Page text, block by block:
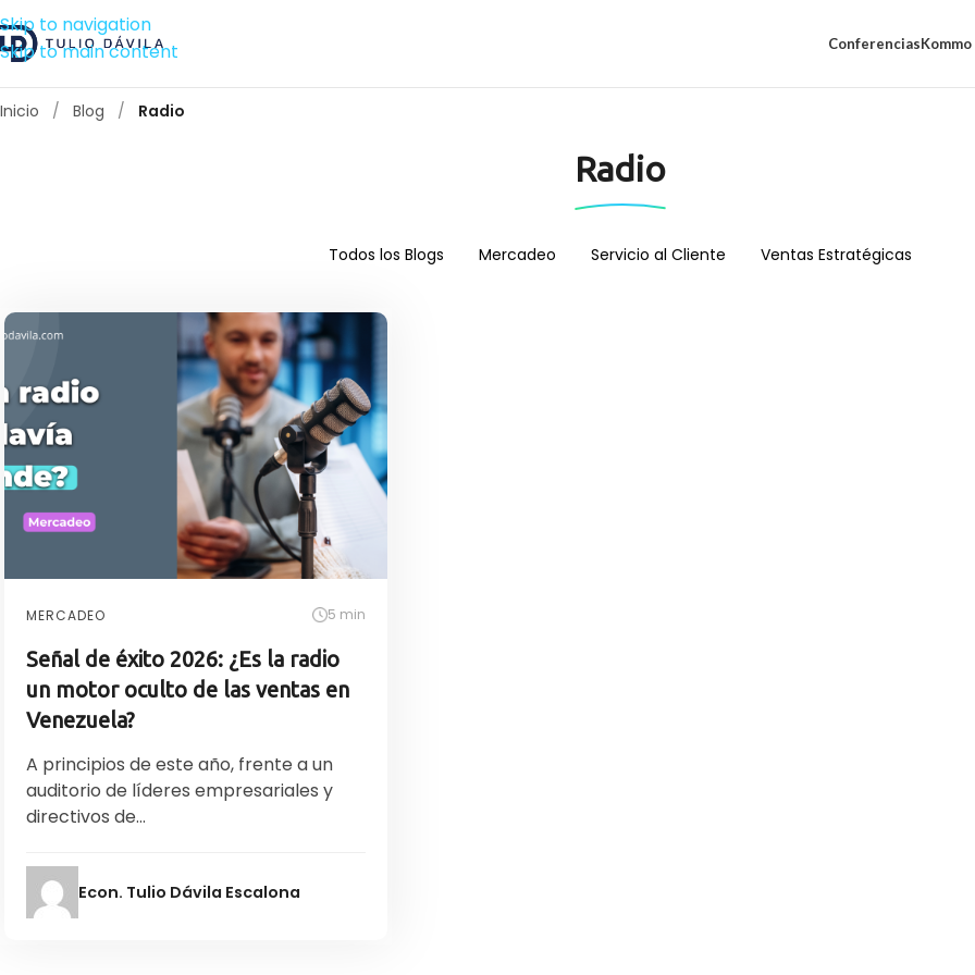
Skip to navigation
Skip to main content
Conferencias
Inicio / Blog / Radio
Radio
Todos los Blogs Mercadeo Servicio al Cliente Ventas Estratégicas
MERCADEO 5 min
Señal de éxito 2026: ¿Es la radio
un motor oculto de las ventas en
Venezuela?
A principios de este año, frente a un
auditorio de líderes empresariales y
directivos de...
Econ. Tulio Dávila Escalona